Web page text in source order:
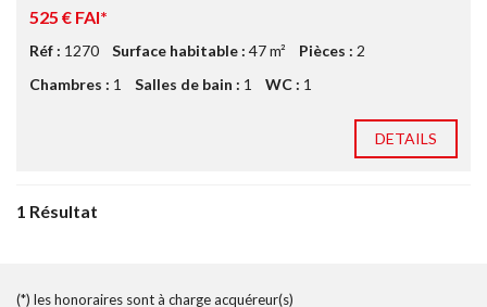
525 € FAI*
Réf : 1270 Surface habitable : 47 m² Pièces : 2
Chambres : 1 Salles de bain : 1 WC : 1
DETAILS
1 Résultat
(*) les honoraires sont à charge acquéreur(s)